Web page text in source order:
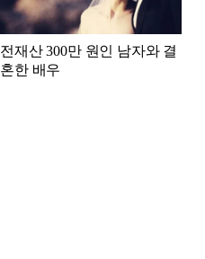
전재산 300만 원인 남자와 결
혼한 배우